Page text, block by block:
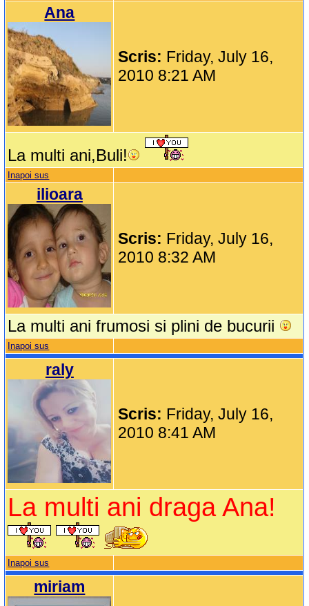
Ana
Scris: Friday, July 16,
2010 8:21 AM
La multi ani,Buli!
Inapoi sus
ilioara
Scris: Friday, July 16,
2010 8:32 AM
La multi ani frumosi si plini de bucurii
Inapoi sus
raly
Scris: Friday, July 16,
2010 8:41 AM
La multi ani draga Ana!
Inapoi sus
miriam